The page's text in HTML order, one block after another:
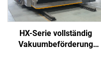
HX-Serie vollständig
Vakuumbeförderung